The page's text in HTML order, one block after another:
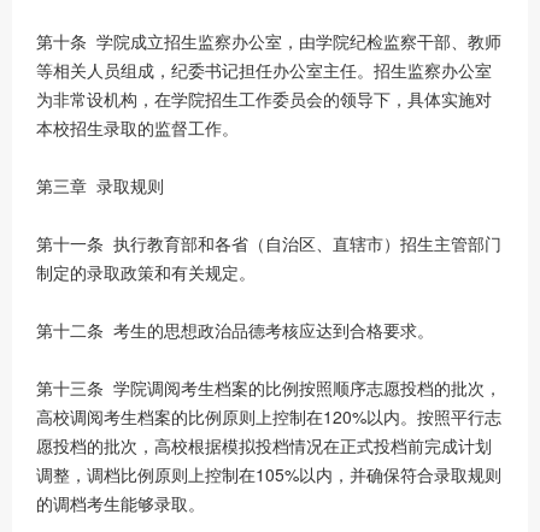
第十条 学院成立招生监察办公室，由学院纪检监察干部、教师
等相关人员组成，纪委书记担任办公室主任。招生监察办公室
为非常设机构，在学院招生工作委员会的领导下，具体实施对
本校招生录取的监督工作。
第三章 录取规则
第十一条 执行教育部和各省（自治区、直辖市）招生主管部门
制定的录取政策和有关规定。
第十二条 考生的思想政治品德考核应达到合格要求。
第十三条 学院调阅考生档案的比例按照顺序志愿投档的批次，
高校调阅考生档案的比例原则上控制在120%以内。按照平行志
愿投档的批次，高校根据模拟投档情况在正式投档前完成计划
调整，调档比例原则上控制在105%以内，并确保符合录取规则
的调档考生能够录取。